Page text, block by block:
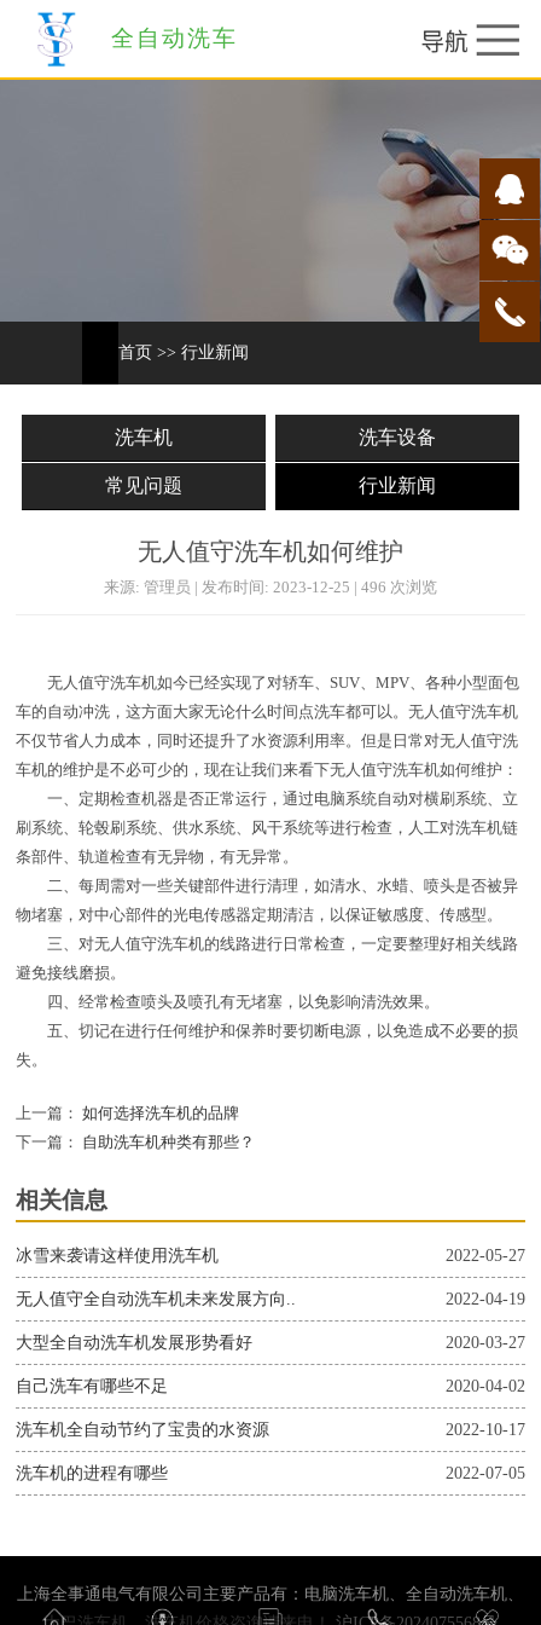
全自动洗车
首页 >> 行业新闻
洗车机 洗车设备
常见问题 行业新闻
无人值守洗车机如何维护
来源: 管理员 | 发布时间: 2023-12-25 | 496 次浏览
无人值守洗车机如今已经实现了对轿车、SUV、MPV、各种小型面包
车的自动冲洗，这方面大家无论什么时间点洗车都可以。无人值守洗车机
不仅节省人力成本，同时还提升了水资源利用率。但是日常对无人值守洗
车机的维护是不必可少的，现在让我们来看下无人值守洗车机如何维护：
一、定期检查机器是否正常运行，通过电脑系统自动对横刷系统、立
刷系统、轮毂刷系统、供水系统、风干系统等进行检查，人工对洗车机链
条部件、轨道检查有无异物，有无异常。
二、每周需对一些关键部件进行清理，如清水、水蜡、喷头是否被异
物堵塞，对中心部件的光电传感器定期清洁，以保证敏感度、传感型。
三、对无人值守洗车机的线路进行日常检查，一定要整理好相关线路
避免接线磨损。
四、经常检查喷头及喷孔有无堵塞，以免影响清洗效果。
五、切记在进行任何维护和保养时要切断电源，以免造成不必要的损
失。
上一篇： 如何选择洗车机的品牌
下一篇：
自助洗车机种类有那些？
相关信息
2022-05-27
冰雪来袭请这样使用洗车机
2022-04-19
无人值守全自动洗车机未来发展方向..
2020-03-27
大型全自动洗车机发展形势看好
2020-04-02
自己洗车有哪些不足
2022-10-17
洗车机全自动节约了宝贵的水资源
2022-07-05
洗车机的进程有哪些
上海全事通电气有限公司主要产品有：电脑洗车机、全自动洗车机、